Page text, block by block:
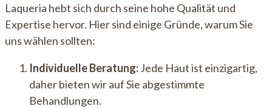
Laqueria hebt sich durch seine hohe Qualität und
Expertise hervor. Hier sind einige Gründe, warum Sie
uns wählen sollten:
Individuelle Beratung:Jede Haut ist einzigartig,
daher bieten wir auf Sie abgestimmte
Behandlungen.